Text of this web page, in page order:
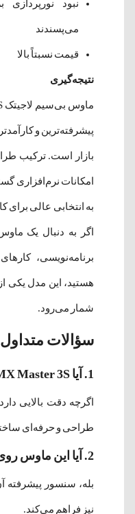
می‌پسندند
قیمت نسبتاً بالا
نتیجه‌گیری
پیشرفته‌ترین و
بازار است. ترکیب
امکانات نرم‌افزاری
به انتخابی عالی برای
اگر به دنبال یک
برنامه‌نویسی،
هستید، این مدل یکی
شمار می‌رود.
سؤالات متداول
1. آیا MX Master 3S برای بازی مناسب است؟
اگرچه دقت بالایی
طراحی و حرفه‌ای
2. آیا این ماوس روی شیشه کار می‌کند؟
بله، سنسور پیشرفته
نیز فراهم می‌کند.